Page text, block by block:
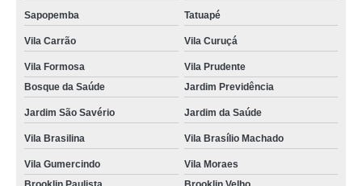
Sapopemba Tatuapé
Vila Carrão Vila Curuçá
Vila Formosa
Vila Prudente
Bosque da Saúde
Jardim Previdência
Jardim São Savério Jardim da Saúde
Vila Brasilina Vila Brasílio Machado
Vila Gumercindo
Vila Moraes